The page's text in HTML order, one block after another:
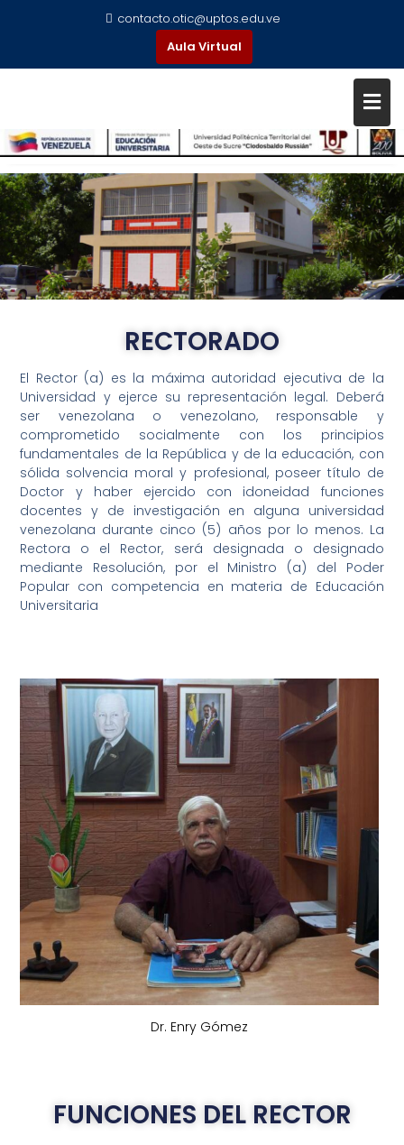
contacto.otic@uptos.edu.ve
Aula Virtual
Dr. Enry Gómez
RECTORADO
El Rector (a) es la máxima autoridad ejecutiva de la
Universidad y ejerce su representación legal. Deberá
ser venezolana o venezolano, responsable y
comprometido socialmente con los principios
fundamentales de la República y de la educación, con
sólida solvencia moral y profesional, poseer título de
Doctor y haber ejercido con idoneidad funciones
docentes y de investigación en alguna universidad
venezolana durante cinco (5) años por lo menos. La
Rectora o el Rector, será designada o designado
mediante Resolución, por el Ministro (a) del Poder
Popular con competencia en materia de Educación
Universitaria
FUNCIONES DEL RECTOR